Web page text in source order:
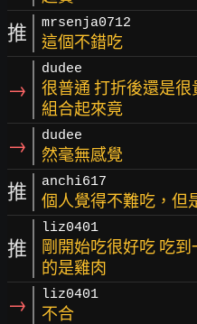
推 mrsenja0712
這個不錯吃
→
dudee
很普通 打折後還是
組合起來竟
→ dudee
然毫無感覺
推 anchi617
個人覺得不難吃，但
推
liz0401
剛開始吃很好吃 吃
的是雞肉
→ liz0401
不合